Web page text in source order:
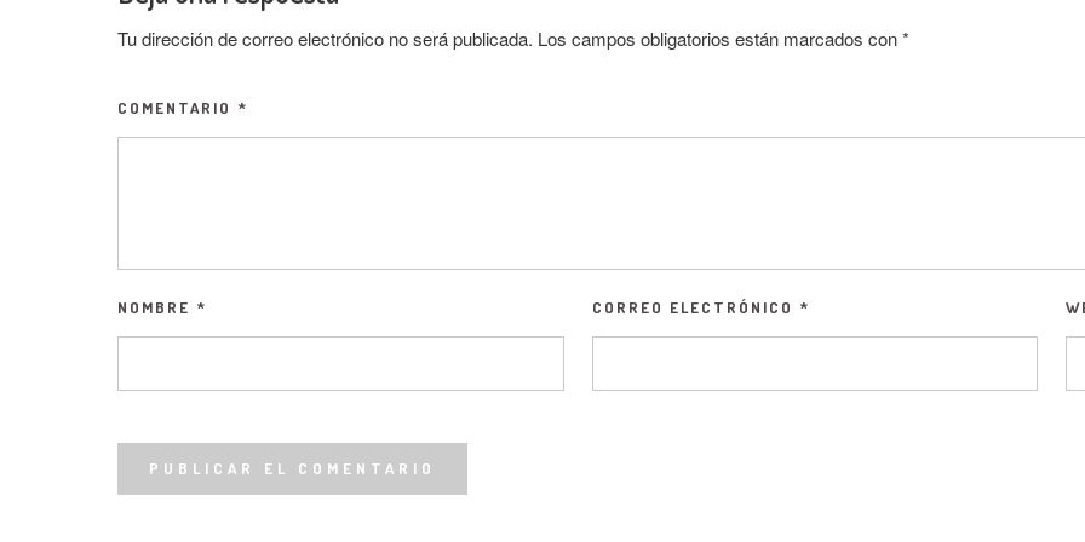
Tu dirección de correo electrónico no será publicada. Los campos obligatorios están marcados con*
COMENTARIO *
NOMBRE * CORREO ELECTRÓNICO *